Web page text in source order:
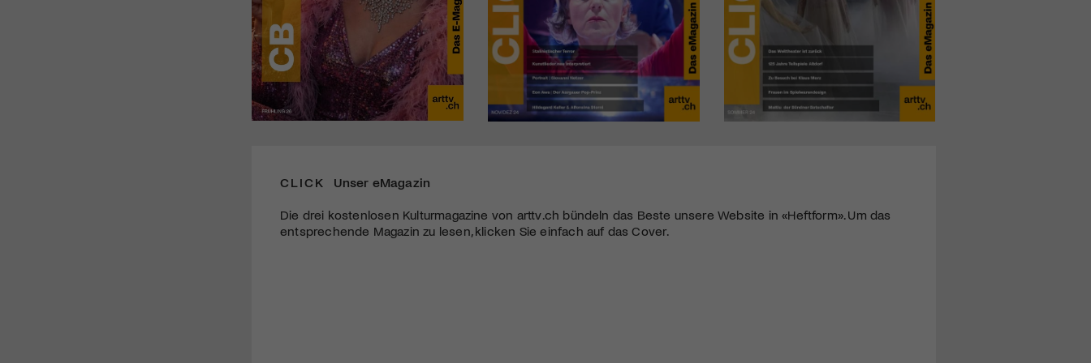
CLICK Unser eMagazin
Die drei kostenlosen Kulturmagazine von arttv.ch bündeln das Beste unsere Website in «Heftform». Um das
entsprechende Magazin zu lesen, klicken Sie einfach auf das Cover.